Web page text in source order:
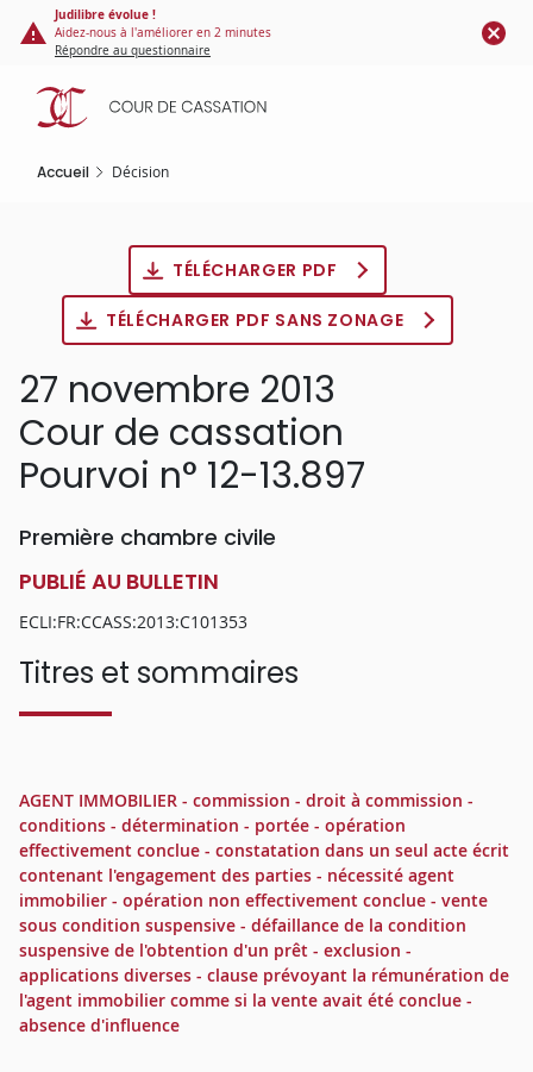
Panneau de gestion des cookies
contenu
principal
Judilibre évolue !
Aidez-nous à l'améliorer en 2 minutes
Répondre au questionnaire
Accueil Décision
TÉLÉCHARGER PDF
TÉLÉCHARGER PDF SANS ZONAGE
27 novembre 2013
Cour de cassation
Pourvoi n° 12-13.897
Première chambre civile
PUBLIÉ AU BULLETIN
ECLI:FR:CCASS:2013:C101353
Titres et sommaires
AGENT IMMOBILIER - commission - droit à commission -
conditions - détermination - portée - opération
effectivement conclue - constatation dans un seul acte écrit
contenant l'engagement des parties - nécessité agent
immobilier - opération non effectivement conclue - vente
sous condition suspensive - défaillance de la condition
suspensive de l'obtention d'un prêt - exclusion -
applications diverses - clause prévoyant la rémunération de
l'agent immobilier comme si la vente avait été conclue -
absence d'influence